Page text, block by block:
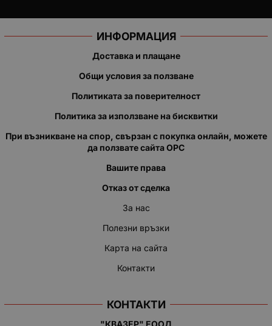
ИНФОРМАЦИЯ
Доставка и плащане
Общи условия за ползване
Политиката за поверителност
Политика за използване на бисквитки
При възникване на спор, свързан с покупка онлайн, можете
да ползвате сайта ОРС
Вашите права
Отказ от сделка
За нас
Полезни връзки
Карта на сайта
Контакти
КОНТАКТИ